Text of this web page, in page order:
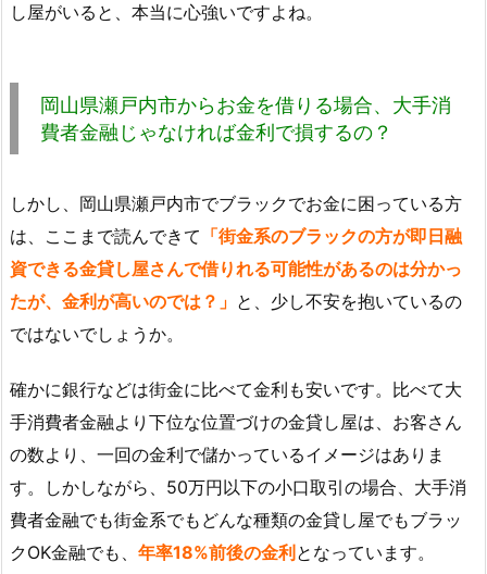
し屋がいると、本当に心強いですよね。
岡山県瀬戸内市からお金を借りる場合、大手消
費者金融じゃなければ金利で損するの？
しかし、岡山県瀬戸内市でブラックでお金に困っている方
は、ここまで読んできて 「街金系のブラックの方が即日融
資できる金貸し屋さんで借りれる可能性があるのは分かっ
たが、金利が高いのでは？」 と、少し不安を抱いているの
ではないでしょうか。
確かに銀行などは街金に比べて金利も安いです。比べて大
手消費者金融より下位な位置づけの金貸し屋は、お客さん
の数より、一回の金利で儲かっているイメージはありま
す。しかしながら、50万円以下の小口取引の場合、大手消
費者金融でも街金系でもどんな種類の金貸し屋でもブラッ
クOK金融でも、 年率18%前後の金利 となっています。